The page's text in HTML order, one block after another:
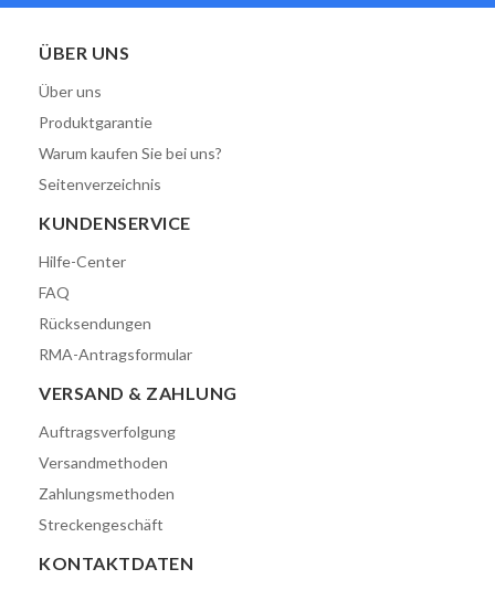
ÜBER UNS
Über uns
Produktgarantie
Warum kaufen Sie bei uns?
Seitenverzeichnis
KUNDENSERVICE
Hilfe-Center
FAQ
Rücksendungen
RMA-Antragsformular
VERSAND & ZAHLUNG
Auftragsverfolgung
Versandmethoden
Zahlungsmethoden
Streckengeschäft
KONTAKTDATEN